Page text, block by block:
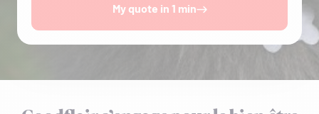
My quote in 1 min